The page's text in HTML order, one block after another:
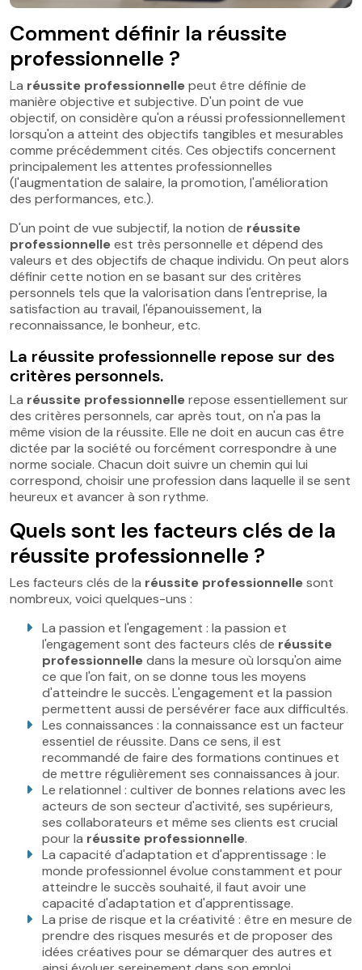
Comment définir la réussite
professionnelle ?
La réussite professionnellepeut être définie de
manière objective et subjective. D'un point de vue
objectif, on considère qu'on a réussi professionnellement
lorsqu'on a atteint des objectifs tangibles et mesurables
comme précédemment cités. Ces objectifs concernent
principalement les attentes professionnelles
(l'augmentation de salaire, la promotion, l'amélioration
des performances, etc.).
D'un point de vue subjectif, la notion de réussite
professionnelleest très personnelle et dépend des
valeurs et des objectifs de chaque individu. On peut alors
définir cette notion en se basant sur des critères
personnels tels que la valorisation dans l'entreprise, la
satisfaction au travail, l'épanouissement, la
reconnaissance, le bonheur, etc.
La réussite professionnelle repose sur des
critères personnels.
La réussite professionnellerepose essentiellement sur
des critères personnels, car après tout, on n'a pas la
même vision de la réussite. Elle ne doit en aucun cas être
dictée par la société ou forcément correspondre à une
norme sociale. Chacun doit suivre un chemin qui lui
correspond, choisir une profession dans laquelle il se sent
heureux et avancer à son rythme.
Quels sont les facteurs clés de la
réussite professionnelle ?
Les facteurs clés de la réussite professionnellesont
nombreux, voici quelques-uns :
La passion et l'engagement : la passion et
l'engagement sont des facteurs clés de réussite
professionnelledans la mesure où lorsqu'on aime
ce que l'on fait, on se donne tous les moyens
d'atteindre le succès. L'engagement et la passion
permettent aussi de persévérer face aux difficultés.
Les connaissances : la connaissance est un facteur
essentiel de réussite. Dans ce sens, il est
recommandé de faire des formations continues et
de mettre régulièrement ses connaissances à jour.
Le relationnel : cultiver de bonnes relations avec les
acteurs de son secteur d'activité, ses supérieurs,
ses collaborateurs et même ses clients est crucial
pour la réussite professionnelle.
La capacité d'adaptation et d'apprentissage : le
monde professionnel évolue constamment et pour
atteindre le succès souhaité, il faut avoir une
capacité d'adaptation et d'apprentissage.
La prise de risque et la créativité : être en mesure de
prendre des risques mesurés et de proposer des
idées créatives pour se démarquer des autres et